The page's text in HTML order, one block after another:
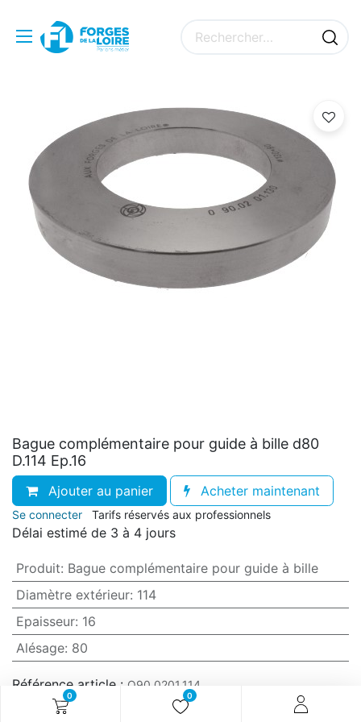
0 0
Bague complémentaire pour guide à bille d80
D.114 Ep.16
Ajouter au panier Acheter maintenant
Se connecter Tarifs réservés aux professionnels
Délai estimé de 3 à 4 jours
Produit: Bague complémentaire pour guide à bille
Diamètre extérieur: 114
Epaisseur: 16
Alésage: 80
Référence article : O90.0201.114